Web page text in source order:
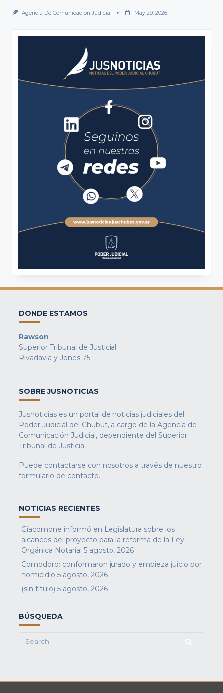
Agencia De Comunicación Judicial May 29, 2026
DONDE ESTAMOS
Rawson
Superior Tribunal de Justicial
Rivadavia y Jones 75
SOBRE JUSNOTICIAS
Jusnoticias es un portal de noticias judiciales del
Poder Judicial del Chubut, a cargo de la Agencia de
Comunicación Judicial, dependiente del Superior
Tribunal de Justicia.
Puede contactarse con nosotros a través de nuestro
formulario de contacto.
NOTICIAS RECIENTES
Giacomone informó en Legislatura sobre los
alcances del proyecto para la reforma de la Ley
Orgánica Notarial 5 agosto, 2026
Comodoro: conformaron jurado y empieza juicio por
homicidio 5 agosto, 2026
(sin título) 5 agosto, 2026
BÚSQUEDA
Search